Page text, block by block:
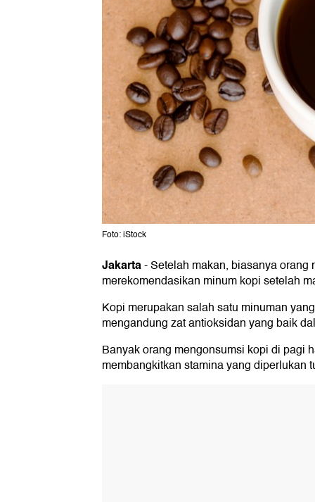
Foto: iStock
Jakarta-Setelah makan, biasanya
merekomendasikan minum kopi setelah
Kopi merupakan salah satu minuman
mengandung zat antioksidan yang baik
Banyak orang mengonsumsi kopi di pagi
membangkitkan stamina yang diperlukan